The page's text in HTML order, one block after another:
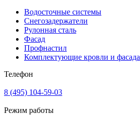
Водосточные системы
Снегозадержатели
Рулонная сталь
Фасад
Профнастил
Комплектующие кровли и фасада
Телефон
8 (495) 104-59-03
Режим работы